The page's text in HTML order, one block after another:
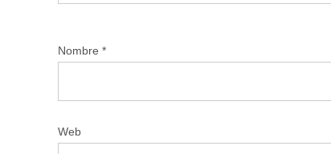
Nombre *
Web